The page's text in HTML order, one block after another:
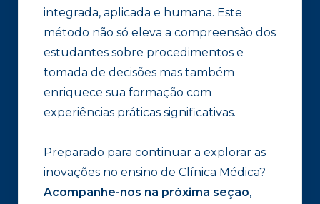
integrada, aplicada e humana. Este
método não só eleva a compreensão dos
estudantes sobre procedimentos e
tomada de decisões mas também
enriquece sua formação com
experiências práticas significativas.
Preparado para continuar a explorar as
inovações no ensino de Clínica Médica?
Acompanhe-nos na próxima seção,